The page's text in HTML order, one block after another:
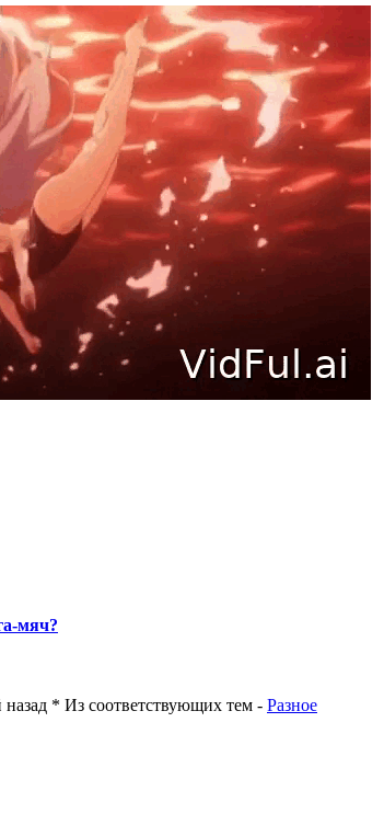
мяч?
назад * Из соответствующих тем - Разное